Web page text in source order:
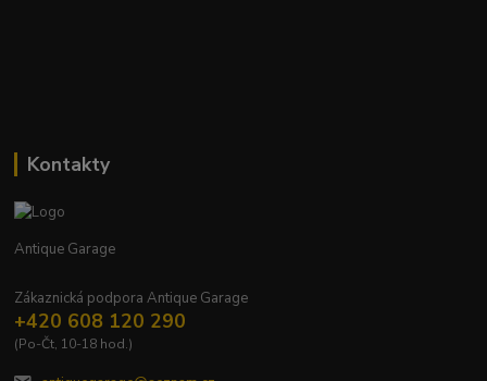
Kontakty
Antique Garage
Zákaznická podpora Antique Garage
+420 608 120 290
(Po-Čt, 10-18 hod.)